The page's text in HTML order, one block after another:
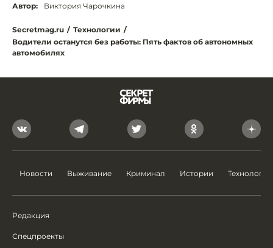
Автор: Виктория Чарочкина
Secretmag.ru / Технологии /
Водители останутся без работы: Пять фактов об автономных
автомобилях
Новости Выживание Криминал Истории Технологии
Редакция
Спецпроекты